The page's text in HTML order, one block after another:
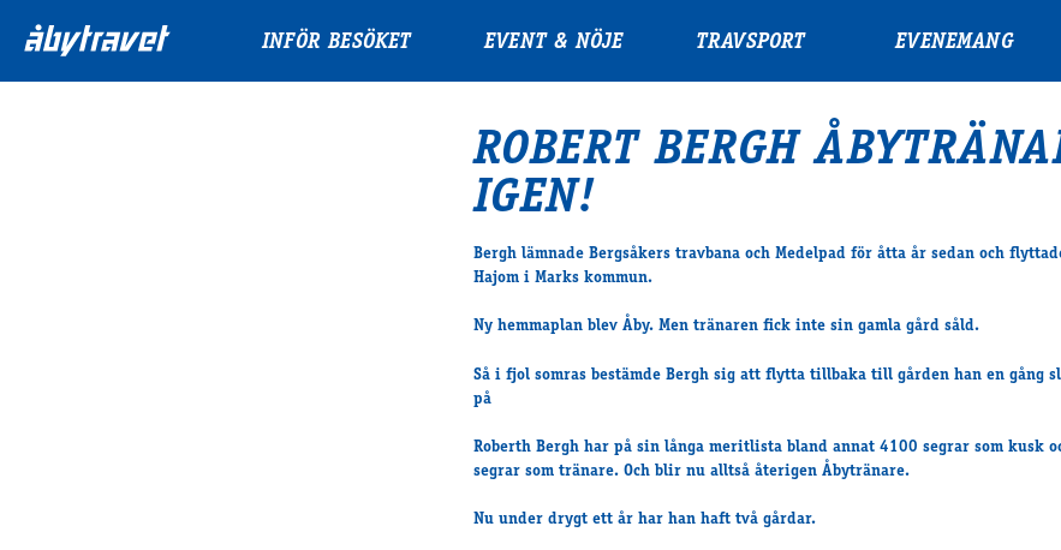
INFÖR BESÖKET EVENT & NÖJE TRAVSPORT EVENEMANG
ROBERT BERGH
IGEN!
Bergh lämnade Bergsåkers travbana och Medelpad för åtta år sedan och
Hajom i Marks kommun.
Ny hemmaplan blev Åby. Men tränaren fick inte sin gamla gård såld.
Så i fjol somras bestämde Bergh sig att flytta tillbaka till gården han en gång
på
Roberth Bergh har på sin långa meritlista bland annat 4100 segrar som kusk
segrar som tränare. Och blir nu alltså återigen Åbytränare.
Nu under drygt ett år har han haft två gårdar.